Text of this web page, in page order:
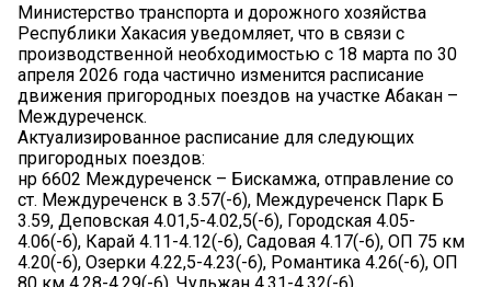
Министерство транспорта и дорожного хозяйства
Республики Хакасия уведомляет, что в связи с
производственной необходимостью с 18 марта по 30
апреля 2026 года частично изменится расписание
движения пригородных поездов на участке Абакан –
Междуреченск.
Актуализированное расписание для следующих
пригородных поездов:
нр 6602 Междуреченск – Бискамжа, отправление со
ст. Междуреченск в 3.57(-6), Междуреченск Парк Б
3.59, Деповская 4.01,5-4.02,5(-6), Городская 4.05-
4.06(-6), Карай 4.11-4.12(-6), Садовая 4.17(-6), ОП 75 км
4.20(-6), Озерки 4.22,5-4.23(-6), Романтика 4.26(-6), ОП